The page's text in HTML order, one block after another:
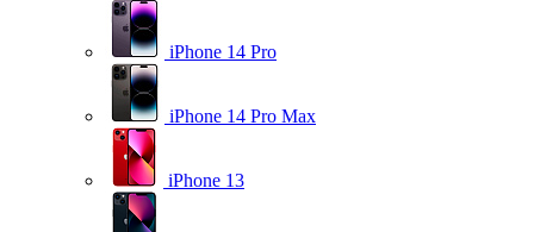
iPhone 14 Pro
iPhone 14 Pro Max
iPhone 13